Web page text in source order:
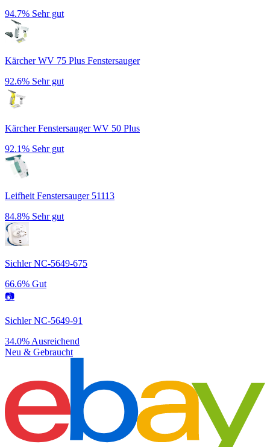
94.7% Sehr gut
Kärcher WV 75 Plus Fenstersauger
92.6% Sehr gut
Kärcher Fenstersauger WV 50 Plus
92.1% Sehr gut
Leifheit Fenstersauger 51113
84.8% Sehr gut
Sichler NC-5649-675
66.6% Gut
📷
Sichler NC-5649-91
34.0% Ausreichend
Neu & Gebraucht